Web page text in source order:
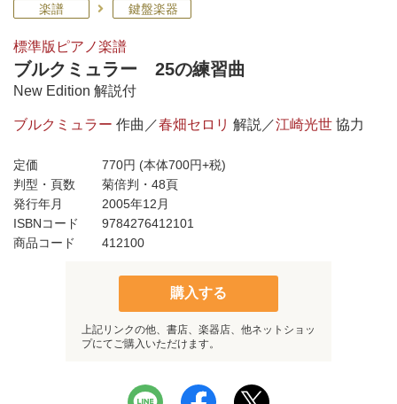
楽譜 鍵盤楽器
標準版ピアノ楽譜
ブルクミュラー 25の練習曲
New Edition 解説付
ブルクミュラー 作曲／春畑セロリ 解説／江崎光世 協力
定価 770円 (本体700円+税)
判型・頁数
菊倍判・48頁
発行年月
2005年12月
ISBNコード
9784276412101
商品コード
412100
購入する
上記リンクの他、書店、楽器店、他ネットショッ
プにてご購入いただけます。